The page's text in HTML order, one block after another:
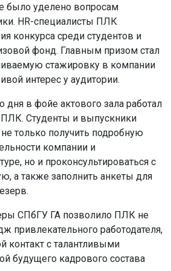
было уделено вопросам
HR-специалисты ПЛК
конкурса среди студентов и
фонд. Главным призом стал
стажировку в компании
интерес у аудитории.
дня в фойе актового зала работал
Студенты и выпускники
только получить подробную
компании и
но и проконсультироваться с
а также заполнить анкеты для
СПбГУ ГА позволило ПЛК не
привлекательного работодателя,
контакт с талантливыми
будущего кадрового состава